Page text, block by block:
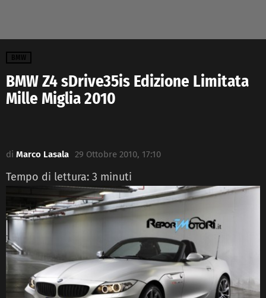
BMW
BMW Z4 sDrive35is Edizione Limitata
Mille Miglia 2010
di Marco Lasala 29 Ottobre 2010, 17:10
Tempo di lettura: 3 minuti